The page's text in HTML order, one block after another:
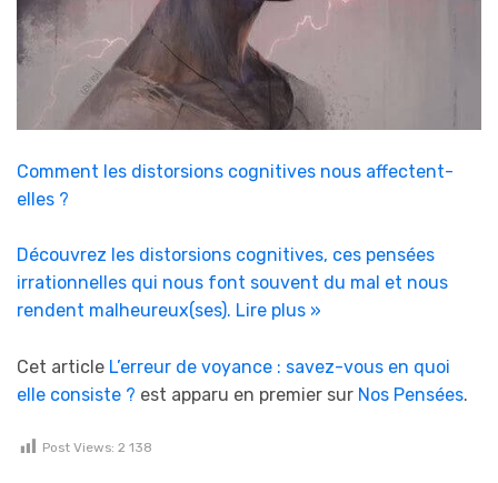
Comment les distorsions cognitives nous affectent-
elles ?
Découvrez les distorsions cognitives, ces pensées
irrationnelles qui nous font souvent du mal et nous
rendent malheureux(ses). Lire plus »
Cet article L’erreur de voyance : savez-vous en quoi
elle consiste ? est apparu en premier sur Nos Pensées.
Post Views: 2 138